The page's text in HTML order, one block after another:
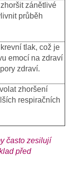
zánětlivé
průběh
tlak, což je
emocí na zdraví
zdraví.
zhoršení
respiračních
často zesilují
před